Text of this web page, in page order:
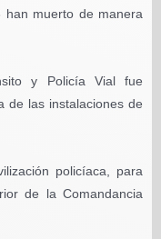
han muerto de manera
y Policía Vial fue
de las instalaciones de
policíaca, para
de la Comandancia